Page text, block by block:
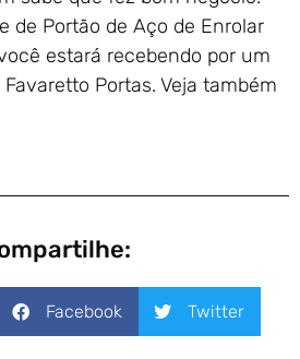
de Portão de Aço de Enrolar
estará recebendo por um
Portas. Veja também
Facebook Twitter